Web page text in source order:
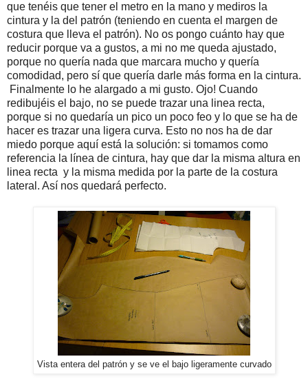
que tenéis que tener el metro en la mano y mediros la
cintura y la del patrón (teniendo en cuenta el margen de
costura que lleva el patrón). No os pongo cuánto hay que
reducir porque va a gustos, a mi no me queda ajustado,
porque no quería nada que marcara mucho y quería
comodidad, pero sí que quería darle más forma en la cintura.
Finalmente lo he alargado a mi gusto. Ojo! Cuando
redibujéis el bajo, no se puede trazar una linea recta,
porque si no quedaría un pico un poco feo y lo que se ha de
hacer es trazar una ligera curva. Esto no nos ha de dar
miedo porque aquí está la solución: si tomamos como
referencia la línea de cintura, hay que dar la misma altura en
linea recta y la misma medida por la parte de la costura
lateral. Así nos quedará perfecto.
Vista entera del patrón y se ve el bajo ligeramente curvado